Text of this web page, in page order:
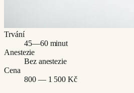
Trvání
45—60 minut
Anestezie
Bez anestezie
Cena
800 — 1 500 Kč